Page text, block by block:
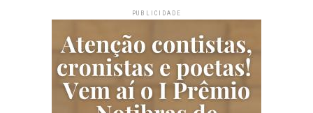
PUBLICIDADE